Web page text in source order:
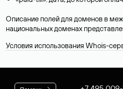
Описание полей для доменов в
национальных доменах
Условия использования Whois-